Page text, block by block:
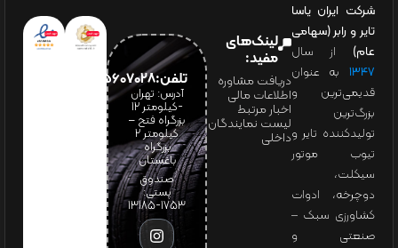
شرکت ایران یاسا
تایر و رابر (سهامی
عام) از سال
۱۳۴۷ به عنوان
قدیمی‌ترین و
بزرگ‌ترین
تولیدکننده تایر و
تیوب موتور
سیکلت،
دوچرخه، ادوات
کشاورزی سبک –
صنعتی و
لینک‌های
مفید:
دریافت مشاوره
اطلاعات مالی
اخبار مرتبط
لیست نمایندگان
داخلی
تلفن:65607028(021)
آدرس: تهران
-کیلومتر 12
بزرگراه فتح –
کیلومتر ۲
بزرگراه
باغستان
صندوق
پستی:
1753-13185